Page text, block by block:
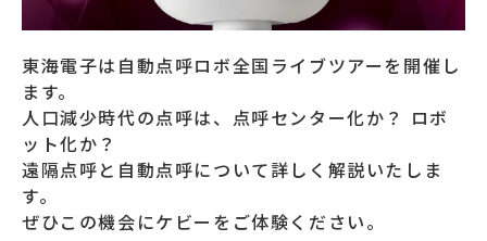
東海電子は自動点呼ロボ全国ライブツアーを開催し
ます。
人口減少時代の点呼は、点呼センター化か？ ロボ
ット化か？
遠隔点呼と自動点呼について詳しく解説いたしま
す。
ぜひこの機会にケビーをご体験ください。